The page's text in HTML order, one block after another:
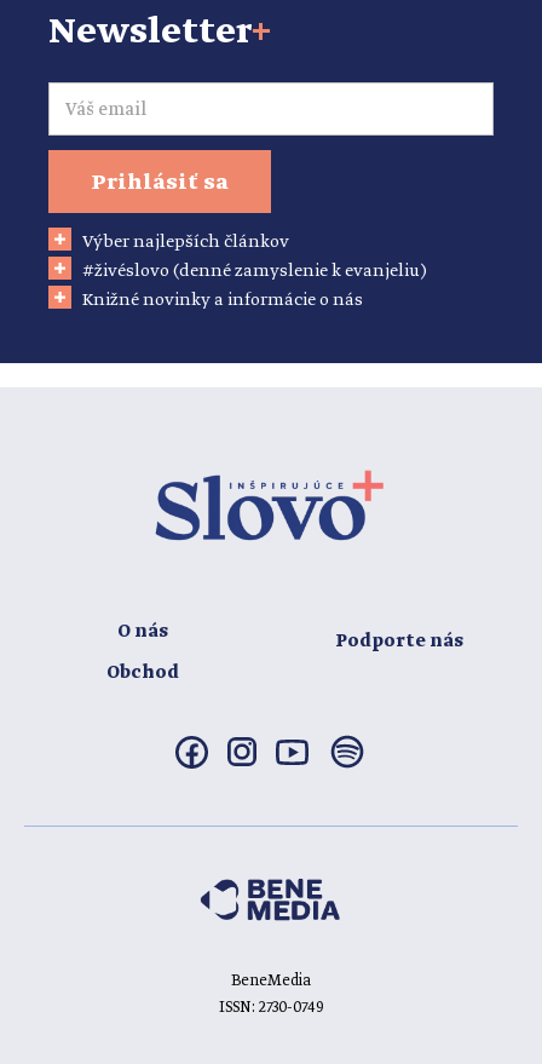
Newsletter+
Email
Prihlásiť sa
Výber najlepších článkov
#živéslovo (denné zamyslenie k evanjeliu)
Knižné novinky a informácie o nás
O nás
Obchod
Podporte nás
BeneMedia
ISSN: 2730-0749